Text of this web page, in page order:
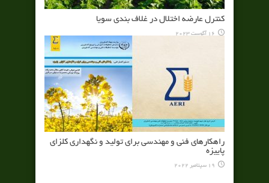
کنترل عارضه اختلال در غلاف بندي سویا
16 آگوست 2023
راهکارهای فنی و مهندسی برای تولید و نگهداری کلزای
پاییزه
19 سپتامبر 2022